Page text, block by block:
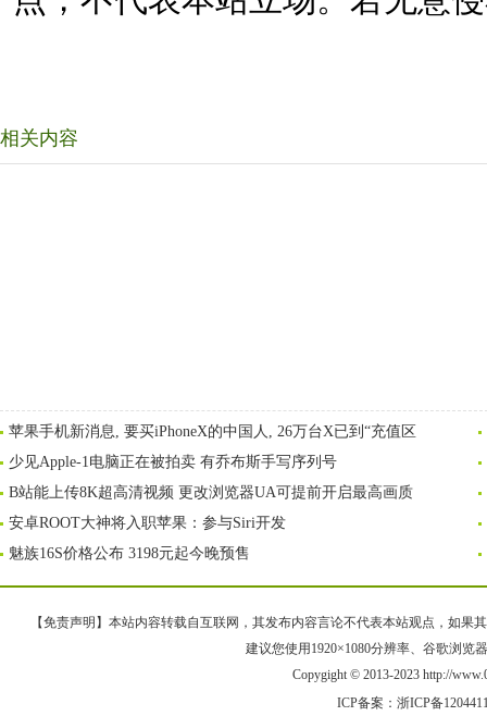
相关内容
苹果手机新消息, 要买iPhoneX的中国人, 26万台X已到“充值区
少见Apple-1电脑正在被拍卖 有乔布斯手写序列号
B站能上传8K超高清视频 更改浏览器UA可提前开启最高画质
安卓ROOT大神将入职苹果：参与Siri开发
魅族16S价格公布 3198元起今晚预售
【免责声明】本站内容转载自互联网，其发布内容言论不代表本站观点，如果
建议您使用1920×1080分辨率、谷歌浏览
Copygight © 2013-2023 http://
ICP备案： 浙ICP备